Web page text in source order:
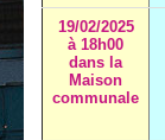
19/02/2025
à 18h00
dans la
Maison
communale